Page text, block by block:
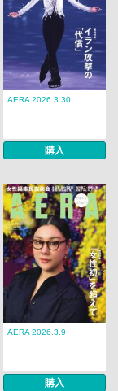
AERA 2026.3.30
購入
AERA 2026.3.9
購入